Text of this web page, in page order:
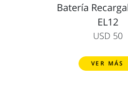
Batería
EL12
USD 50
VER MÁS